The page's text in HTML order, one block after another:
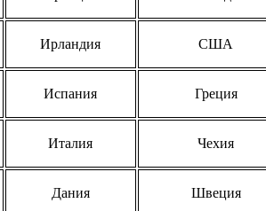
Ирландия США
Испания Греция
Италия Чехия
Дания Швеция